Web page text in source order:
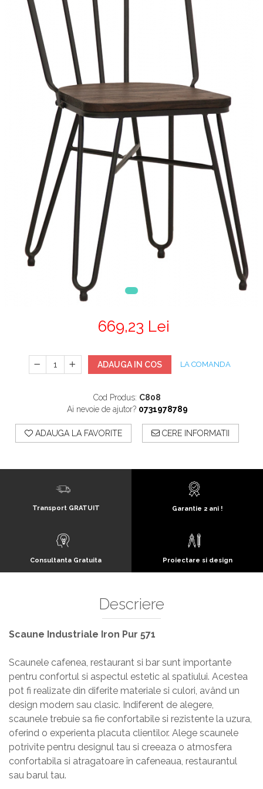
Mobilier Terasa
Scaune terasa
Seturi Terasa
Sezlonguri si Baldachine
Scaune Inalte De Bar
669,23 Lei
ADAUGA IN COS LA COMANDA
Cod Produs: C808
Ai nevoie de ajutor? 0731978789
ADAUGA LA FAVORITE CERE INFORMATII
Transport GRATUIT Garantie 2 ani !
Consultanta Gratuita Proiectare si design
Descriere
Scaune Industriale Iron Pur 571
Scaunele cafenea, restaurant si bar sunt importante
pentru confortul si aspectul estetic al spatiului. Acestea
pot fi realizate din diferite materiale si culori, având un
design modern sau clasic. Indiferent de alegere,
scaunele trebuie sa fie confortabile si rezistente la uzura,
oferind o experienta placuta clientilor. Alege scaunele
potrivite pentru designul tau si creeaza o atmosfera
confortabila si atragatoare în cafeneaua, restaurantul
sau barul tau.